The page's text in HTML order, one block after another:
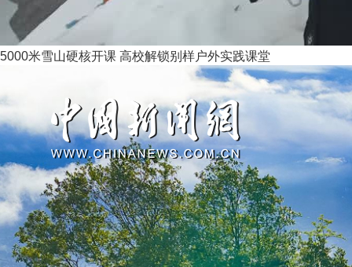
5000米雪山硬核开课 高校解锁别样户外实践课堂